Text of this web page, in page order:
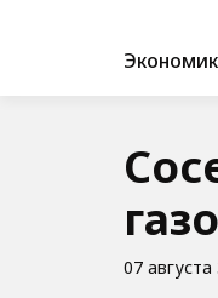
07 августа